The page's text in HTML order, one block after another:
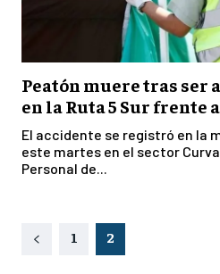
Peatón muere tras ser
en la Ruta 5 Sur frente
El accidente se registró en la
este martes en el sector Curva
Personal de...
1 2